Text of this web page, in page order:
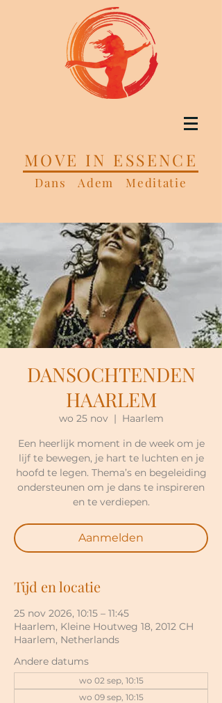
MOVE IN ESSENCE
Dans Adem Meditatie
DANSOCHTENDEN
HAARLEM
wo 25 nov
  |
Haarlem
Een heerlijk moment in de week om je
lijf te bewegen, je hart te luchten en je
hoofd te legen. Thema’s en begeleiding
ondersteunen om je dans te inspireren
en te verdiepen.
Aanmelden
Tijd en locatie
25 nov 2026, 10:15 – 11:45
Haarlem, Kleine Houtweg 18, 2012 CH
Haarlem, Netherlands
Andere datums
wo 02 sep, 10:15
wo 09 sep, 10:15